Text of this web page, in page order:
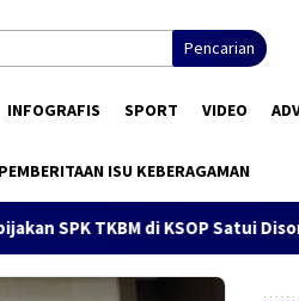
Pencarian
INFOGRAFIS SPORT VIDEO
ISU KEBERAGAMAN
di KSOP Satui Disorot,